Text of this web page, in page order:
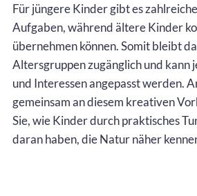
Für jüngere Kinder gibt es
Aufgaben, während ältere Kinder
übernehmen können. Somit bleibt
Altersgruppen zugänglich und kann
und Interessen angepasst werden.
gemeinsam an diesem kreativen
Sie, wie Kinder durch praktisches
daran haben, die Natur näher